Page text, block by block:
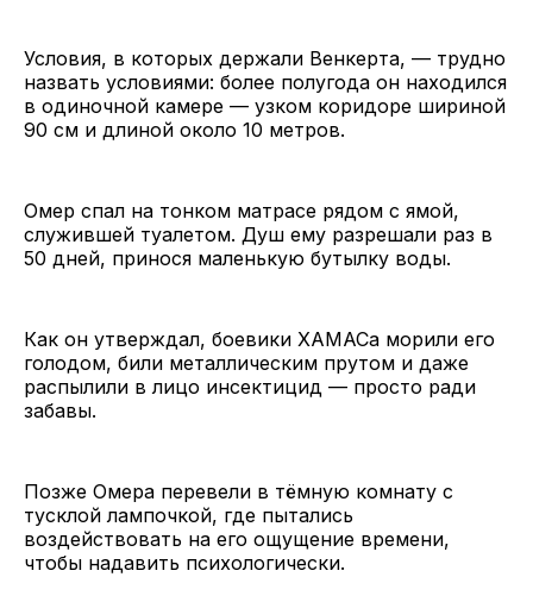
Условия, в которых держали Венкерта, — трудно
назвать условиями: более полугода он находился
в одиночной камере — узком коридоре шириной
90 см и длиной около 10 метров.
Омер спал на тонком матрасе рядом с ямой,
служившей туалетом. Душ ему разрешали раз в
50 дней, принося маленькую бутылку воды.
Как он утверждал, боевики ХАМАСа морили его
голодом, били металлическим прутом и даже
распылили в лицо инсектицид — просто ради
забавы.
Позже Омера перевели в тёмную комнату с
тусклой лампочкой, где пытались
воздействовать на его ощущение времени,
чтобы надавить психологически.